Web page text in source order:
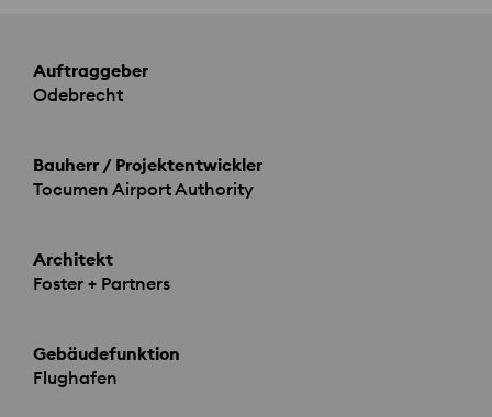
Auftraggeber
Odebrecht
Bauherr / Projektentwickler
Tocumen Airport Authority
Architekt
Foster + Partners
Gebäudefunktion
Flughafen